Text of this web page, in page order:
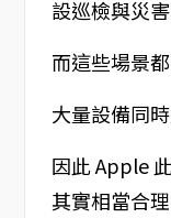
設巡檢與災
而這些場景
大量設備同
因此 Apple
其實相當合理